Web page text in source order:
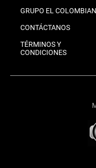
GRUPO EL
CONTÁCTANOS
TÉRMINOS Y
CONDICIONES